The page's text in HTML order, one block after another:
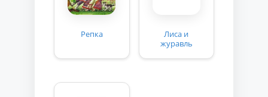
Репка
Лиса и
журавль